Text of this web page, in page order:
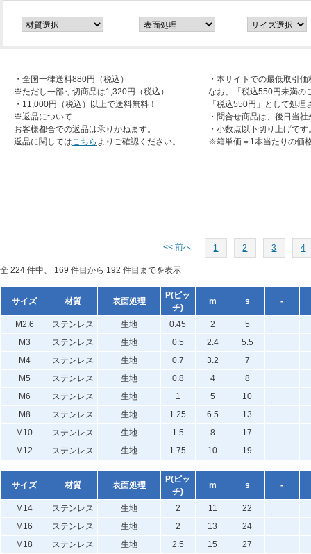
・全国一律送料880円（税込）
※ただし一部寸切商品は1,320円（税込）
・11,000円（税込）以上で送料無料！
※返品について
お客様都合での返品は承りかねます。
返品に関してはこちら よりご確認ください。
・本サイトでの最低取引
なお、「税込550円未満の
「税込550円」として処
・問合せ商品は、後日当
・小数点以下切り上げです
※箱単価＝1本当たりの価
<< 前へ 1 2 3 4
全 224 件中、 169 件目から 192 件目までを表示
サイズ 材質 表面処理
P(ピッ
チ)
m s -
M2.6 ステンレス 生地 0.45 2
5
M3
ステンレス 生地 0.5 2.4
5.5
M4
ステンレス 生地 0.7 3.2
7
M5
ステンレス 生地 0.8 4
8
M6
ステンレス 生地 1 5
10
M8
ステンレス 生地 1.25 6.5
13
M10
ステンレス 生地 1.5 8
17
M12
ステンレス 生地 1.75 10 19
サイズ 材質 表面処理
P(ピッ
チ)
m s -
M14 ステンレス 生地 2 11
22
M16
ステンレス 生地 2 13
24
M18
ステンレス 生地 2.5 15
27